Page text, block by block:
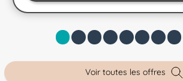
Voir toutes les offres